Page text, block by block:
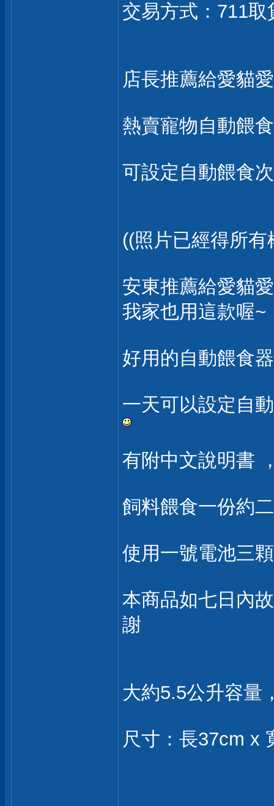
交易方式：711取
店長推薦給愛貓
熱賣寵物自動餵
可設定自動餵食
((照片已經得所
安東推薦給愛貓
我家也用這款喔~
好用的自動餵食
一天可以設定自
有附中文說明書
飼料餵食一份約
使用一號電池三
本商品如七日內
謝
大約5.5公升容量
尺寸：長37cm x